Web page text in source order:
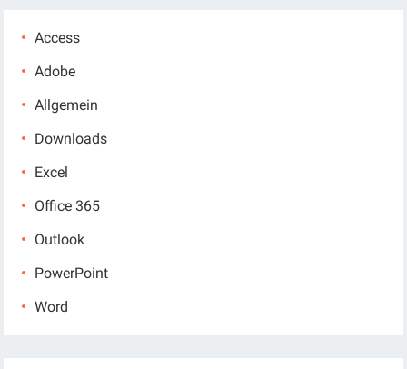
Access
Adobe
Allgemein
Downloads
Excel
Office 365
Outlook
PowerPoint
Word